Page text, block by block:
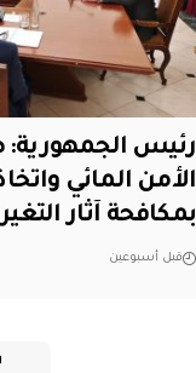
رئيس الجمهورية:
الأمن المائي
بمكافحة آثار
قبل أسبوعين